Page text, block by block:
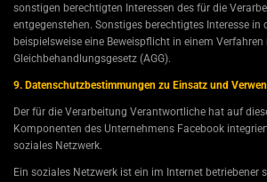
sonstigen berechtigten Interessen des für die
entgegenstehen. Sonstiges berechtigtes Interesse in
beispielsweise eine Beweispflicht in einem
Gleichbehandlungsgesetz (AGG).
9. Datenschutzbestimmungen zu Einsatz und
Der für die Verarbeitung Verantwortliche hat auf
Komponenten des Unternehmens Facebook
soziales Netzwerk.
Ein soziales Netzwerk ist ein im Internet betriebener